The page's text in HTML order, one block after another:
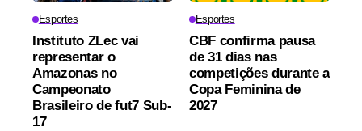
Esportes
Instituto ZLec vai
representar o
Amazonas no
Campeonato
Brasileiro de fut7 Sub-
17
Esportes
CBF confirma pausa
de 31 dias nas
competições durante a
Copa Feminina de
2027